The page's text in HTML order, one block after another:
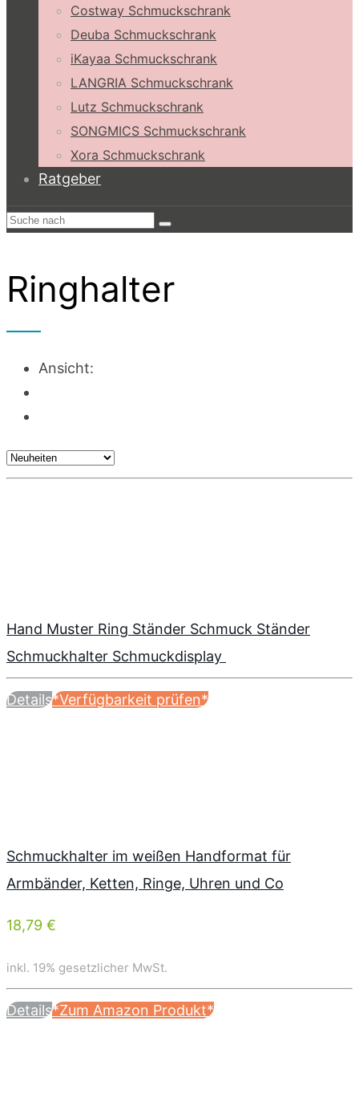
Costway Schmuckschrank
Deuba Schmuckschrank
iKayaa Schmuckschrank
LANGRIA Schmuckschrank
Lutz Schmuckschrank
SONGMICS Schmuckschrank
Xora Schmuckschrank
Ratgeber
Ringhalter
Ansicht:
Hand Muster Ring Ständer Schmuck Ständer
Schmuckhalter Schmuckdisplay
Details*Verfügbarkeit prüfen*
Schmuckhalter im weißen Handformat für
Armbänder, Ketten, Ringe, Uhren und Co
18,79 €
inkl. 19% gesetzlicher MwSt.
Details*Zum Amazon Produkt*